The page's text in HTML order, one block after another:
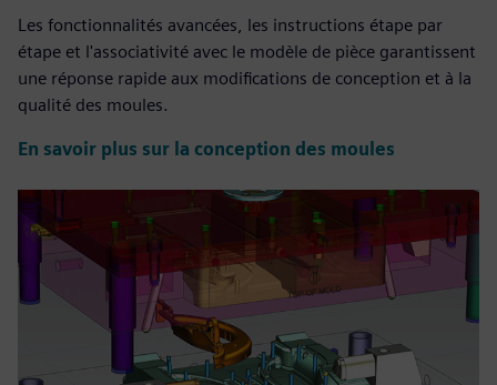
Les fonctionnalités avancées, les instructions étape par
étape et l'associativité avec le modèle de pièce garantissent
une réponse rapide aux modifications de conception et à la
qualité des moules.
En savoir plus sur la conception des moules